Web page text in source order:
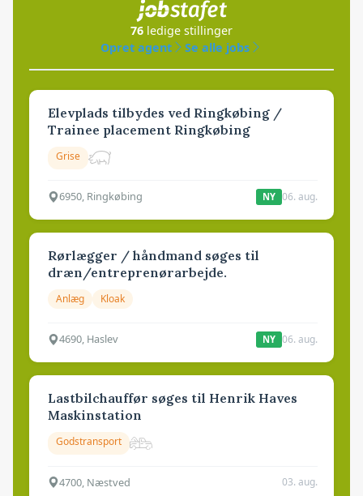
76 ledige stillinger
Opret agent
Se alle jobs
Elevplads tilbydes ved Ringkøbing /
Trainee placement Ringkøbing
Grise
6950, Ringkøbing NY 06. aug.
Rørlægger / håndmand søges til
dræn/entreprenørarbejde.
Anlæg Kloak
4690, Haslev NY 06. aug.
Lastbilchauffør søges til Henrik Haves
Maskinstation
Godstransport
4700, Næstved 03. aug.